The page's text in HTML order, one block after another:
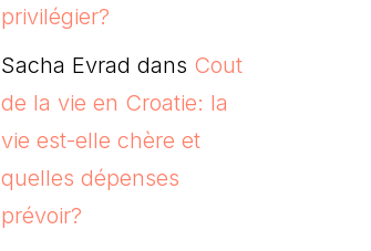
privilégier?
Sacha Evrad dans Cout
de la vie en Croatie: la
vie est-elle chère et
quelles dépenses
prévoir?